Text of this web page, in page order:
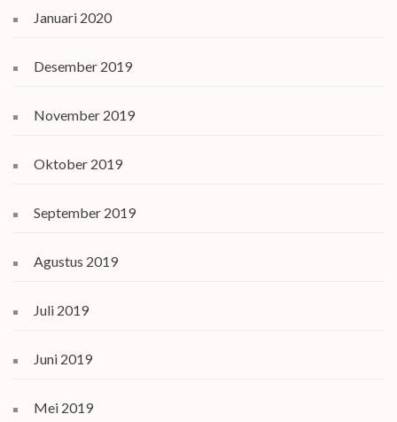
Januari 2020
Desember 2019
November 2019
Oktober 2019
September 2019
Agustus 2019
Juli 2019
Juni 2019
Mei 2019